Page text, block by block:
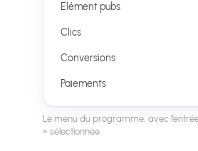
Elément pubs
Clics
Conversions
Paiements
Le menu du programme, avec
» sélectionnée.